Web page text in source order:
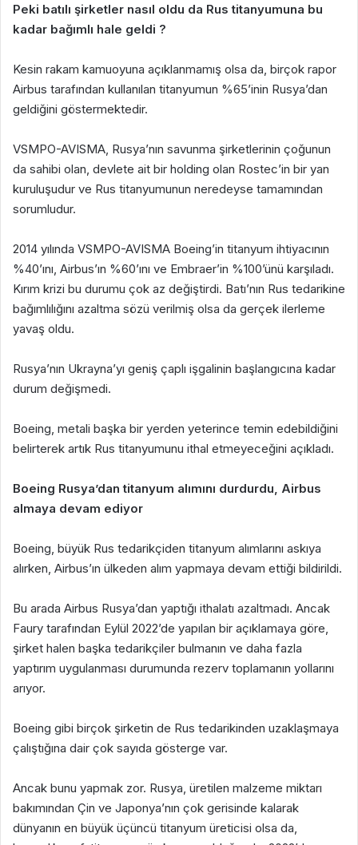
Peki batılı şirketler nasıl oldu da Rus titanyumuna bu
kadar bağımlı hale geldi ?
Kesin rakam kamuoyuna açıklanmamış olsa da, birçok rapor
Airbus tarafından kullanılan titanyumun %65’inin Rusya’dan
geldiğini göstermektedir.
VSMPO-AVISMA, Rusya’nın savunma şirketlerinin çoğunun
da sahibi olan, devlete ait bir holding olan Rostec’in bir yan
kuruluşudur ve Rus titanyumunun neredeyse tamamından
sorumludur.
2014 yılında VSMPO-AVISMA Boeing’in titanyum ihtiyacının
%40’ını, Airbus’ın %60’ını ve Embraer’in %100’ünü karşıladı.
Kırım krizi bu durumu çok az değiştirdi. Batı’nın Rus tedarikine
bağımlılığını azaltma sözü verilmiş olsa da gerçek ilerleme
yavaş oldu.
Rusya’nın Ukrayna’yı geniş çaplı işgalinin başlangıcına kadar
durum değişmedi.
Boeing, metali başka bir yerden yeterince temin edebildiğini
belirterek artık Rus titanyumunu ithal etmeyeceğini açıkladı.
Boeing Rusya’dan titanyum alımını durdurdu, Airbus
almaya devam ediyor
Boeing, büyük Rus tedarikçiden titanyum alımlarını askıya
alırken, Airbus’ın ülkeden alım yapmaya devam ettiği bildirildi.
Bu arada Airbus Rusya’dan yaptığı ithalatı azaltmadı. Ancak
Faury tarafından Eylül 2022’de yapılan bir açıklamaya göre,
şirket halen başka tedarikçiler bulmanın ve daha fazla
yaptırım uygulanması durumunda rezerv toplamanın yollarını
arıyor.
Boeing gibi birçok şirketin de Rus tedarikinden uzaklaşmaya
çalıştığına dair çok sayıda gösterge var.
Ancak bunu yapmak zor. Rusya, üretilen malzeme miktarı
bakımından Çin ve Japonya’nın çok gerisinde kalarak
dünyanın en büyük üçüncü titanyum üreticisi olsa da,